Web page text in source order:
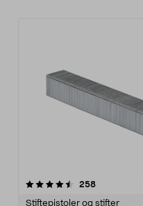
258
Stiftepistoler og stifter
4.5av 5 stjerner